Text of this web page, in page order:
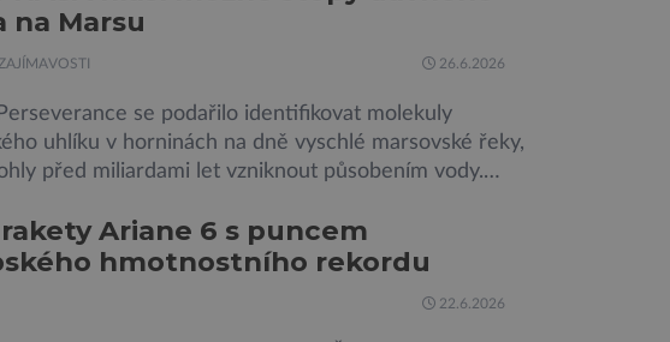
nejpodrobnější […]
na Marsu
26.6.2026
se podařilo identifikovat molekuly
uhlíku v horninách na dně vyschlé marsovské řeky,
před miliardami let vzniknout působením vody.
o dávném životě na planetě? Měření provedená
Sherloc, umístěném na roveru Perseverance,
organický uhlík v jílovcích z výchozů, což jsou
Ariane 6 s puncem
hmotnostního rekordu
22.6.2026